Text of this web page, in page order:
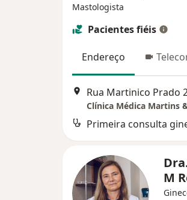
Mastologista
Pacientes fiéis
Endereço
Rua Martinico Prado
Clínica Médica Martins
M